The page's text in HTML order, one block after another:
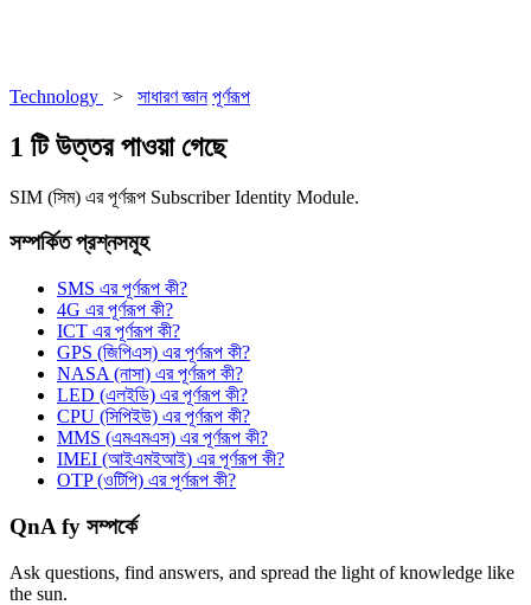
Technology > সাধারণ জ্ঞান পূর্ণরূপ
1 টি উত্তর পাওয়া গেছে
SIM (সিম) এর পূর্ণরূপ Subscriber Identity Module.
সম্পর্কিত প্রশ্নসমূহ
SMS এর পূর্ণরূপ কী?
4G এর পূর্ণরূপ কী?
ICT এর পূর্ণরূপ কী?
GPS (জিপিএস) এর পূর্ণরূপ কী?
NASA (নাসা) এর পূর্ণরূপ কী?
LED (এলইডি) এর পূর্ণরূপ কী?
CPU (সিপিইউ) এর পূর্ণরূপ কী?
MMS (এমএমএস) এর পূর্ণরূপ কী?
IMEI (আইএমইআই) এর পূর্ণরূপ কী?
OTP (ওটিপি) এর পূর্ণরূপ কী?
QnA fy সম্পর্কে
Ask questions, find answers, and spread the light of knowledge like
the sun.